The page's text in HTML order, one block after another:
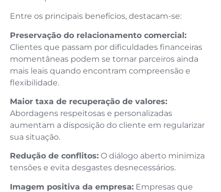
Entre os principais benefícios, destacam-se:
Preservação do relacionamento comercial:
Clientes que passam por dificuldades financeiras
momentâneas podem se tornar parceiros ainda
mais leais quando encontram compreensão e
flexibilidade.
Maior taxa de recuperação de valores:
Abordagens respeitosas e personalizadas
aumentam a disposição do cliente em regularizar
sua situação.
Redução de conflitos: O diálogo aberto minimiza
tensões e evita desgastes desnecessários.
Imagem positiva da empresa: Empresas que